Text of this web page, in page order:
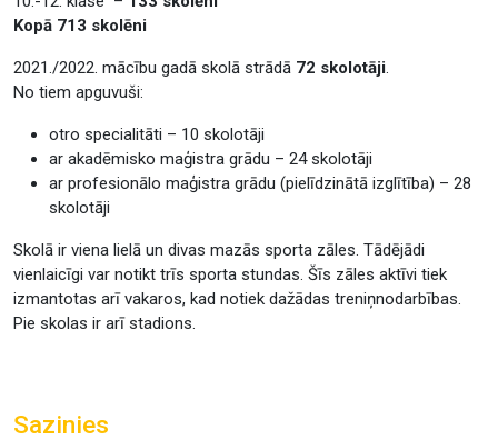
Kopā 713 skolēni
2021./2022. mācību gadā skolā strādā 72 skolotāji.
No tiem apguvuši:
otro specialitāti – 10 skolotāji
ar akadēmisko maģistra grādu – 24 skolotāji
ar profesionālo maģistra grādu (pielīdzinātā izglītība) – 28
skolotāji
Skolā ir viena lielā un divas mazās sporta zāles. Tādējādi
vienlaicīgi var notikt trīs sporta stundas. Šīs zāles aktīvi tiek
izmantotas arī vakaros, kad notiek dažādas treniņnodarbības.
Pie skolas ir arī stadions.
Sazinies